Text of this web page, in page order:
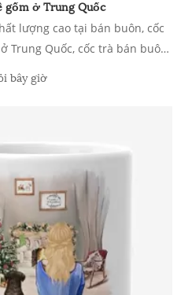
gốm ở Trung Quốc
lượng cao tại bán buôn, cốc
Trung Quốc, cốc trà bán buôn
chén an toàn cho phụ nữ và
bây giờ